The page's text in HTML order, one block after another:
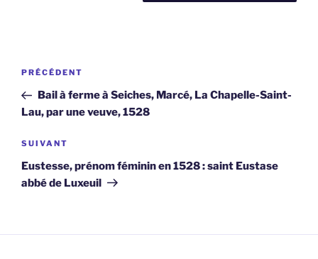
Navigation
l’article
Article
précédent
PRÉCÉDENT
Bail à ferme à Seiches, Marcé, La Chapelle-Saint-
Lau, par une veuve, 1528
Article
suivant
SUIVANT
Eustesse, prénom féminin en 1528 : saint Eustase
abbé de Luxeuil